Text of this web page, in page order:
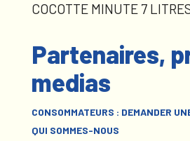
COCOTTE MINUTE 7
Partenaires,
medias
CONSOMMATEURS : DEMANDER
QUI SOMMES-NOUS